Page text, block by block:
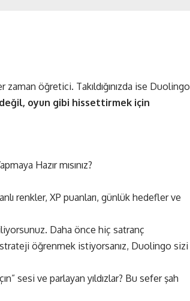
öğretici. Takıldığınızda ise Duolingo
oyun gibi hissettirmek için
renkler, XP puanları, günlük hedefler ve
Daha önce hiç satranç
strateji öğrenmek istiyorsanız, Duolingo sizi
sesi ve parlayan yıldızlar? Bu sefer şah